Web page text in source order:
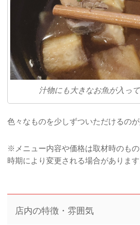
汁物にも大きなお魚が入っ
色々なものを少しずついただけるの
※メニュー内容や価格は取材時のも
時期により変更される場合があります
店内の特徴・雰囲気